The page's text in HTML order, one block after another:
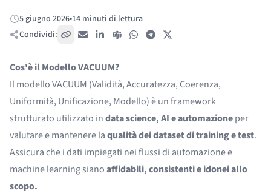
Pubblicato:
5 giugno 2026•14 minuti di lettura
Condividi:
Copia link
Email LinkedIn
Teams WhatsAppTelegram
Cos'è il Modello VACUUM?
Il modello VACUUM (Validità, Accuratezza, Coerenza,
Uniformità, Unificazione, Modello) è un framework
strutturato utilizzato indata science, AI e automazioneper
valutare e mantenere laqualità dei dataset di training e test.
Assicura che i dati impiegati nei flussi di automazione e
machine learning sianoaffidabili, consistenti e idonei allo
scopo.